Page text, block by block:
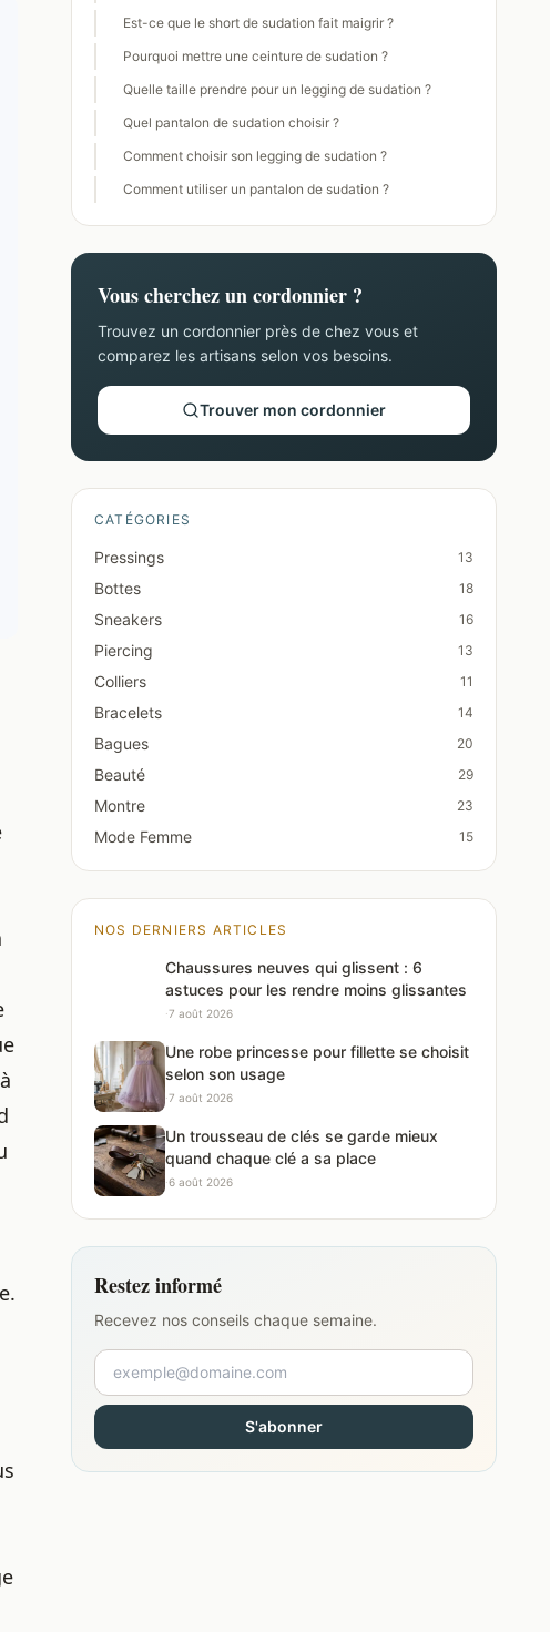
Est-ce que le short de sudation fait maigrir ?
Pourquoi mettre une ceinture de sudation ?
Quelle taille prendre pour un legging de sudation ?
Quel pantalon de sudation choisir ?
Comment choisir son legging de sudation ?
Comment utiliser un pantalon de sudation ?
Vous cherchez un cordonnier ?
Trouvez un cordonnier près de chez vous et
comparez les artisans selon vos besoins.
Trouver mon cordonnier
CATÉGORIES
Pressings 13
Bottes 18
Sneakers 16
Piercing 13
Colliers 11
Bracelets 14
Bagues 20
Beauté 29
Montre 23
Mode Femme 15
NOS DERNIERS ARTICLES
Chaussures neuves qui glissent : 6
astuces pour les rendre moins glissantes
·7 août 2026
Une robe princesse pour fillette se choisit
selon son usage
·7 août 2026
Un trousseau de clés se garde mieux
quand chaque clé a sa place
·6 août 2026
Restez informé
Recevez nos conseils chaque semaine.
S'abonner